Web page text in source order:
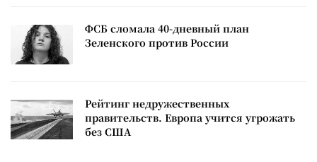
ФСБ сломала 40-дневный план
Зеленского против России
Рейтинг недружественных
правительств. Европа учится угрожать
без США